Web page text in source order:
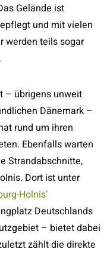
Gelände ist
und mit vielen
werden teils sogar
– übrigens unweit
Dänemark –
rund um ihren
Ebenfalls warten
Strandabschnitte,
Dort ist unter
Holnis’
Deutschlands
– bietet dabei
zählt die direkte